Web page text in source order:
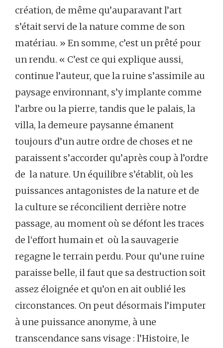
création, de même qu’auparavant l’art
s’était servi de la nature comme de son
matériau. » En somme, c’est un prêté pour
un rendu. « C’est ce qui explique aussi,
continue l’auteur, que la ruine s’assimile au
paysage environnant, s’y implante comme
l’arbre ou la pierre, tandis que le palais, la
villa, la demeure paysanne émanent
toujours d’un autre ordre de choses et ne
paraissent s’accorder qu’après coup à l’ordre
de la nature. Un équilibre s’établit, où les
puissances antagonistes de la nature et de
la culture se réconcilient derrière notre
passage, au moment où se défont les traces
de l‘effort humain et où la sauvagerie
regagne le terrain perdu. Pour qu’une ruine
paraisse belle, il faut que sa destruction soit
assez éloignée et qu’on en ait oublié les
circonstances. On peut désormais l’imputer
à une puissance anonyme, à une
transcendance sans visage : l’Histoire, le